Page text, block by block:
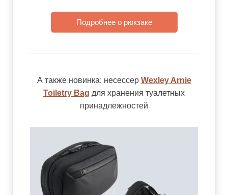
Подробнее о рюкзаке
А также новинка: несессер Wexley Arnie
Toiletry Bag для хранения туалетных
принадлежностей